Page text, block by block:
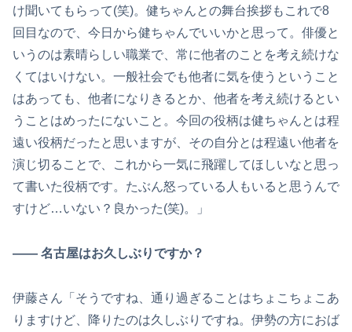
け聞いてもらって(笑)。健ちゃんとの舞台挨拶もこれで8
回目なので、今日から健ちゃんでいいかと思って。俳優と
いうのは素晴らしい職業で、常に他者のことを考え続けな
くてはいけない。一般社会でも他者に気を使うということ
はあっても、他者になりきるとか、他者を考え続けるとい
うことはめったにないこと。今回の役柄は健ちゃんとは程
遠い役柄だったと思いますが、その自分とは程遠い他者を
演じ切ることで、これから一気に飛躍してほしいなと思っ
て書いた役柄です。たぶん怒っている人もいると思うんで
すけど…いない？良かった(笑)。」
―― 名古屋はお久しぶりですか？
伊藤さん「そうですね、通り過ぎることはちょこちょこあ
りますけど、降りたのは久しぶりですね。伊勢の方におば